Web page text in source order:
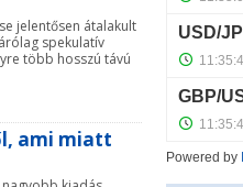
jelentősen átalakult
spekulatív
több hosszú távú
ami miatt
Powered by